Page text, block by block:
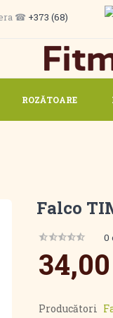
☎ +373 (68)
ROZĂTOARE
Falco
0
Producători